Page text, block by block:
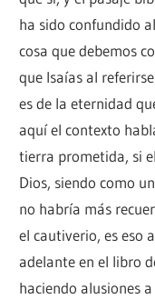
ha sido confundido
cosa que debemos
que Isaías al
es de la eternidad
aquí el contexto
tierra prometida, si
Dios, siendo como
no habría más
el cautiverio, es eso
adelante en el libro
haciendo alusiones